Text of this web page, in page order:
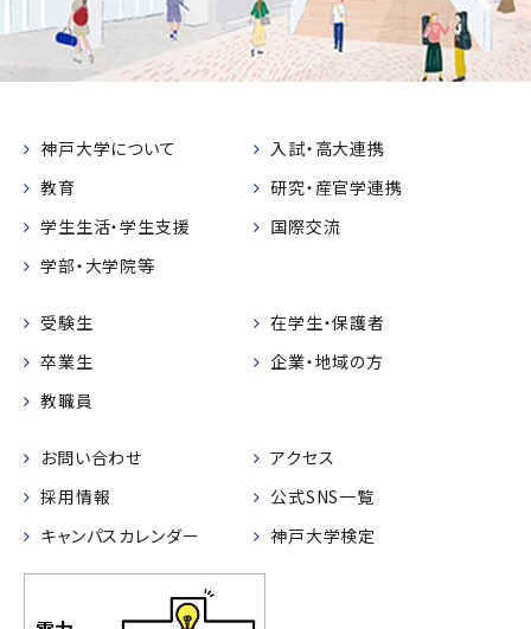
神戸大学について
入試・高大連携
教育
研究・産官学連携
学生生活・学生支援
国際交流
学部・大学院等
受験生
在学生・保護者
卒業生
企業・地域の方
教職員
お問い合わせ
アクセス
採用情報
公式SNS一覧
キャンパスカレンダー
神戸大学検定